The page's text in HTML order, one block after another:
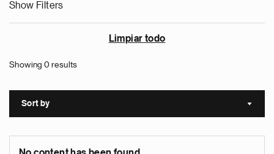
Show Filters
Limpiar todo
Showing 0 results
Sort by Sort